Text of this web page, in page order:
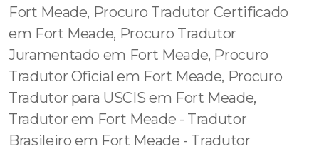
Fort Meade, Procuro Tradutor Certificado
em Fort Meade, Procuro Tradutor
Juramentado em Fort Meade, Procuro
Tradutor Oficial em Fort Meade, Procuro
Tradutor para USCIS em Fort Meade,
Tradutor em Fort Meade - Tradutor
Brasileiro em Fort Meade - Tradutor